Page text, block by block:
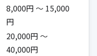
8,000円 ～ 15,000
円
20,000円 ～
40,000円